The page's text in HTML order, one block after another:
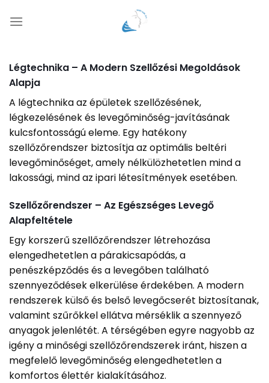
Légtechnika – A Modern Szellőzési Megoldások
Alapja
A légtechnika az épületek szellőzésének,
légkezelésének és levegőminőség-javításának
kulcsfontosságú eleme. Egy hatékony
szellőzőrendszer biztosítja az optimális beltéri
levegőminőséget, amely nélkülözhetetlen mind a
lakossági, mind az ipari létesítmények esetében.
Szellőzőrendszer – Az Egészséges Levegő
Alapfeltétele
Egy korszerű szellőzőrendszer létrehozása
elengedhetetlen a párakicsapódás, a
penészképződés és a levegőben található
szennyeződések elkerülése érdekében. A modern
rendszerek külső és belső levegőcserét biztosítanak,
valamint szűrőkkel ellátva mérséklik a szennyező
anyagok jelenlétét. A térségében egyre nagyobb az
igény a minőségi szellőzőrendszerek iránt, hiszen a
megfelelő levegőminőség elengedhetetlen a
komfortos élettér kialakításához.